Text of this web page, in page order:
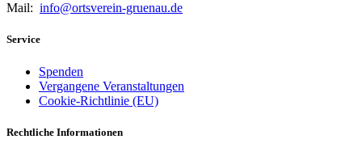
Mail: info@ortsverein-gruenau.de
Service
Spenden
Vergangene Veranstaltungen
Cookie-Richtlinie (EU)
Rechtliche Informationen